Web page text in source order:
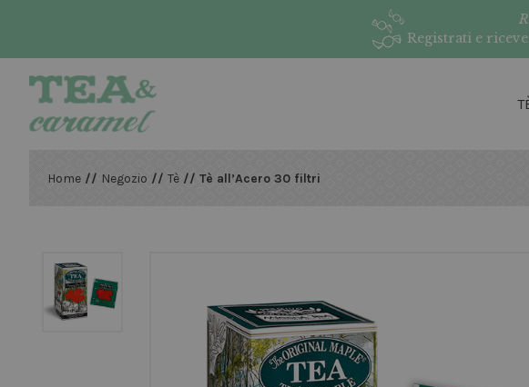
Registrati e
Home // Negozio // Tè // Tè all’Acero 30 filtri